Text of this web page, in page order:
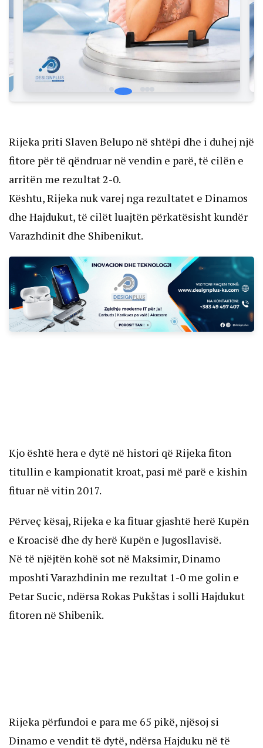
Rijeka priti Slaven Belupo në shtëpi dhe i duhej një
fitore për të qëndruar në vendin e parë, të cilën e
arritën me rezultat 2-0.
Kështu, Rijeka nuk varej nga rezultatet e Dinamos
dhe Hajdukut, të cilët luajtën përkatësisht kundër
Varazhdinit dhe Shibenikut.
Kjo është hera e dytë në histori që Rijeka fiton
titullin e kampionatit kroat, pasi më parë e kishin
fituar në vitin 2017.
Përveç kësaj, Rijeka e ka fituar gjashtë herë Kupën
e Kroacisë dhe dy herë Kupën e Jugosllavisë.
Në të njëjtën kohë sot në Maksimir, Dinamo
mposhti Varazhdinin me rezultat 1-0 me golin e
Petar Sucic, ndërsa Rokas Pukštas i solli Hajdukut
fitoren në Shibenik.
Rijeka përfundoi e para me 65 pikë, njësoj si
Dinamo e vendit të dytë, ndërsa Hajduku në të